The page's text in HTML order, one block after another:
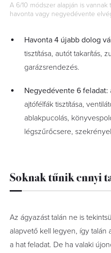
A 6/10 módszer alapján is
havonta vagy negyedévente
Havonta 4 újabb dolog
tisztítása, autót takarítás,
garázsrendezés.
Negyedévente 6 feladat:
ajtófélfák tisztítása,
ablakpucolás,
légszűrőcsere,
Soknak tűnik ennyi
Az ágyazást talán ne is
alapvető kell legyen, így talán
a hat feladat. De ha valaki